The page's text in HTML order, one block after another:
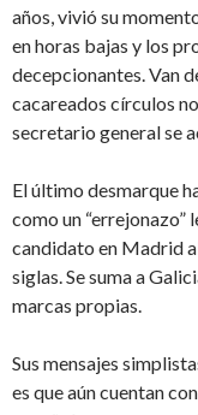
años, vivió su
en horas bajas y los
decepcionantes. Van
cacareados círculos
secretario general se
El último desmarque
como un “errejonazo”
candidato en Madrid
siglas. Se suma a
marcas propias.
Sus mensajes
es que aún cuentan